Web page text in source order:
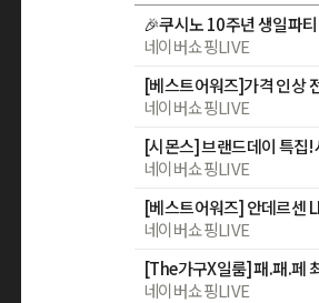
네이버쇼핑LIVE
네이버쇼핑LIVE
[시몬스] 브랜드데이 특집!
네이버쇼핑LIVE
[베스트어워즈] 안데르센
네이버쇼핑LIVE
네이버쇼핑LIVE